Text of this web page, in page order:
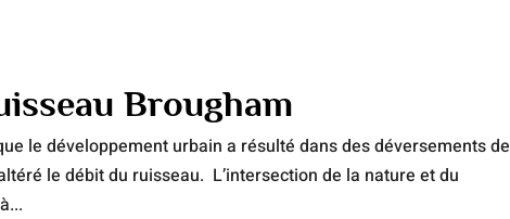
Brougham
le développement urbain a résulté dans des déversements de
le débit du ruisseau. L’intersection de la nature et du